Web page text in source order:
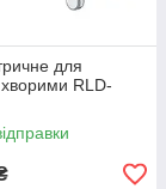
для
RLD-